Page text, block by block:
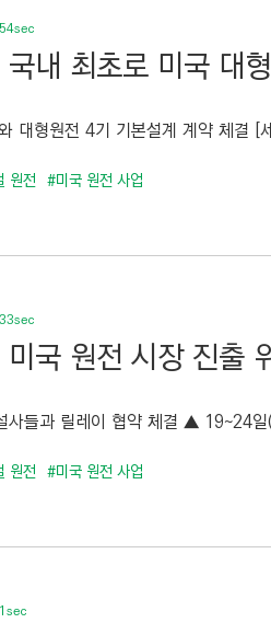
내 최초로 미국 대
대형원전 4기 기본설계 계약 체결
원전 #미국 원전 사업
국 원전 시장 진출
사들과 릴레이 협약 체결 ▲ 19~24
원전 #미국 원전 사업